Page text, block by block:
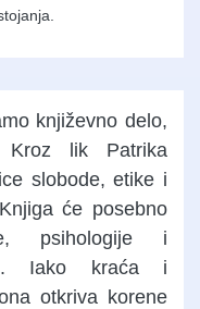
književno delo,
Kroz lik Patrika
slobode, etike i
će posebno
psihologije i
Iako kraća i
otkriva korene